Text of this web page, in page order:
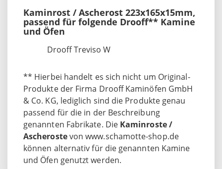
Kaminrost / Ascherost 223x165x15mm,
passend für folgende Drooff** Kamine
und Öfen
Drooff Treviso W
** Hierbei handelt es sich nicht um Original-
Produkte der Firma Drooff Kaminöfen GmbH
& Co. KG, lediglich sind die Produkte genau
passend für die in der Beschreibung
genannten Fabrikate. Die Kaminroste /
Ascherostevon www.schamotte-shop.de
können alternativ für die genannten Kamine
und Öfen genutzt werden.